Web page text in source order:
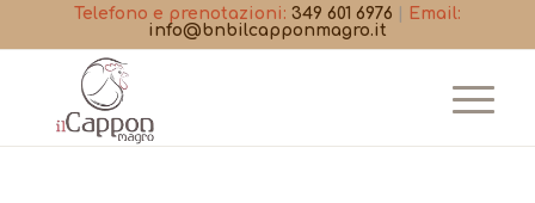
Telefono e prenotazioni: 349 601 6976
Email:
info@bnbilcapponmagro.it